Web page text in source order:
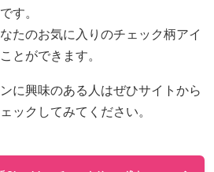
す。
たのお気に入りのチェック柄アイ
とができます。
に興味のある人はぜひサイトから
ックしてみてください。